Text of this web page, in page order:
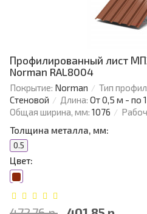
Профилированный лист
Norman RAL8004
Покрытие: Norman Тип
Стеновой
Длина: От 0,5 м - по
Общая ширина, мм: 1076
Толщина металла, мм:
0.5
Цвет: